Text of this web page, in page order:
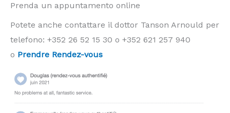
Prenda un appuntamento online
Potete anche contattare il dottor Tanson Arnould per
telefono: +352 26 52 15 30 o +352 621 257 940
o Prendre Rendez-vous